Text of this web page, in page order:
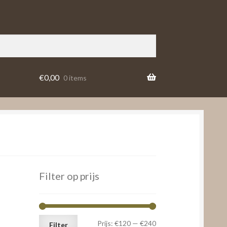
€0,00 0 items
Filter op prijs
Min.
Max.
Filter Prijs: €120— €240